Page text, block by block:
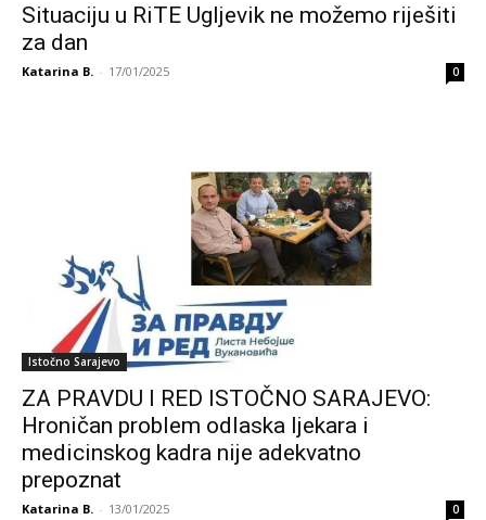
Situaciju u RiTE Ugljevik ne možemo riješiti
za dan
Katarina B. - 17/01/2025 0
Istočno Sarajevo
ZA PRAVDU I RED ISTOČNO SARAJEVO:
Hroničan problem odlaska ljekara i
medicinskog kadra nije adekvatno
prepoznat
Katarina B. - 13/01/2025 0